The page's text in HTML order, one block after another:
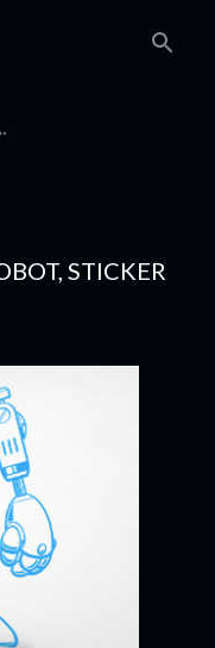
STICKER